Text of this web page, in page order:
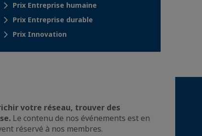
Prix Entreprise humaine
Prix Entreprise durable
Prix Innovation
votre réseau, trouver des
Le contenu de nos événements est en
réservé à nos membres.